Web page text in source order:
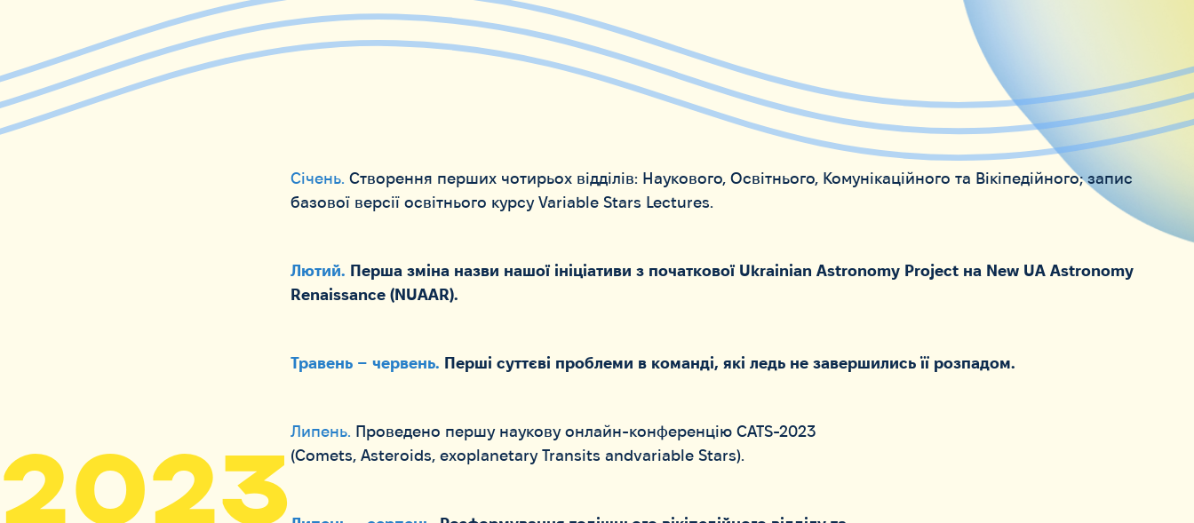
2023
Січень. Створення перших чотирьох відділів: Наукового, Освітнього, Комунікаційного та Вікіпедійного; запис
базової версії освітнього курсу Variable Stars Lectures.
Лютий. Перша зміна назви нашої ініціативи з початкової Ukrainian Astronomy Project на New UA Astronomy
Renaissance (NUAAR).
Травень – червень. Перші суттєві проблеми в команді, які ледь не завершились її розпадом.
Липень. Проведено першу наукову онлайн-конференцію CATS-2023
(Comets, Asteroids, exoplanetary Transits andvariable Stars).